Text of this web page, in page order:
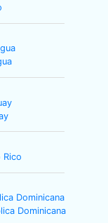
Rico
Dominicana
Dominicana